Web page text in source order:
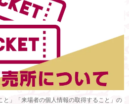
と」「来場者の個人情報の取得すること」の